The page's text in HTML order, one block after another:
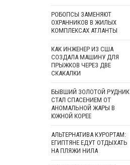
РОБОПСЫ ЗАМЕНЯЮТ
ОХРАННИКОВ В ЖИЛЫХ
КОМПЛЕКСАХ АТЛАНТЫ
КАК ИНЖЕНЕР ИЗ США
СОЗДАЛА МАШИНУ ДЛЯ
ПРЫЖКОВ ЧЕРЕЗ ДВЕ
СКАКАЛКИ
БЫВШИЙ ЗОЛОТОЙ РУДНИК
СТАЛ СПАСЕНИЕМ ОТ
АНОМАЛЬНОЙ ЖАРЫ В
ЮЖНОЙ КОРЕЕ
АЛЬТЕРНАТИВА КУРОРТАМ:
ЕГИПТЯНЕ ЕДУТ ОТДЫХАТЬ
НА ПЛЯЖИ НИЛА